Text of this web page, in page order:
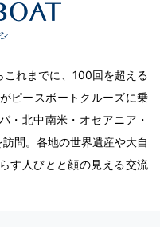
れまでに、100回を超える
ピースボートクルーズに乗
・北中南米・オセアニア・
問。各地の世界遺産や大自
す人びとと顔の見える交流